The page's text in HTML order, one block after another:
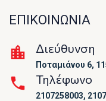
ΕΠΙΚΟΙΝΩΝΙΑ
Διεύθυνση
Ποταμιάνου 6,
Τηλέφωνο
2107258003,